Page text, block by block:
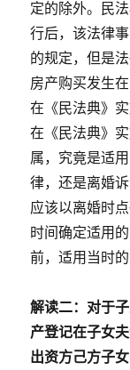
定的除外。民
行后，该法律
的规定，但是
房产购买发生
在《民法典》
在《民法典》
属，究竟是适
律，还是离婚
应该以离婚时
时间确定适用
前，适用当时
解读二： 对于
产登记在子女
出资方己方子